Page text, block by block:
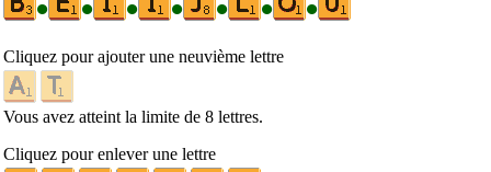
•
• • • • • •
Cliquez pour ajouter une neuvième lettre
Vous avez atteint la limite de 8 lettres.
Cliquez pour enlever une lettre